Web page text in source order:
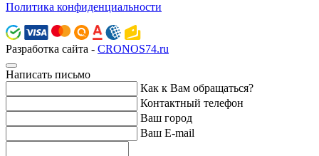
Политика конфиденциальности
Разработка сайта - CRONOS74.ru
Написать письмо
Как к Вам обращаться?
Контактный телефон
Ваш город
Ваш E-mail